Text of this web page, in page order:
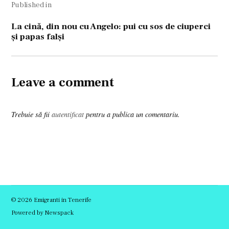
în
articole
Published in
La cină, din nou cu Angelo: pui cu sos de ciuperci
şi papas falşi
Leave a comment
Trebuie să fiiautentificat pentru a publica un comentariu.
© 2026 Emigranti in Tenerife
Powered by Newspack